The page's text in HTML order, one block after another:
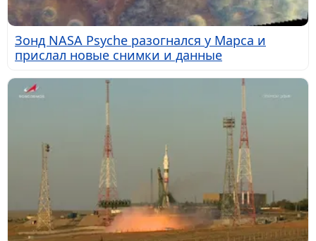
Зонд NASA Psyche разогнался у Марса и
прислал новые снимки и данные